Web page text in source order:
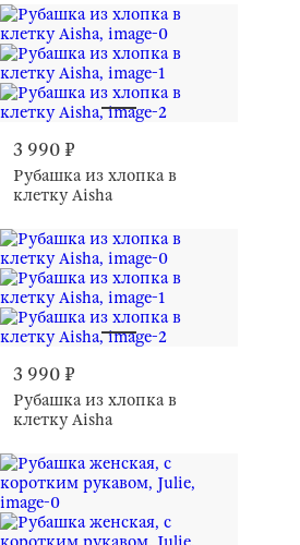
3 990 ₽
Рубашка из хлопка в
клетку Aisha
3 990 ₽
Рубашка из хлопка в
клетку Aisha